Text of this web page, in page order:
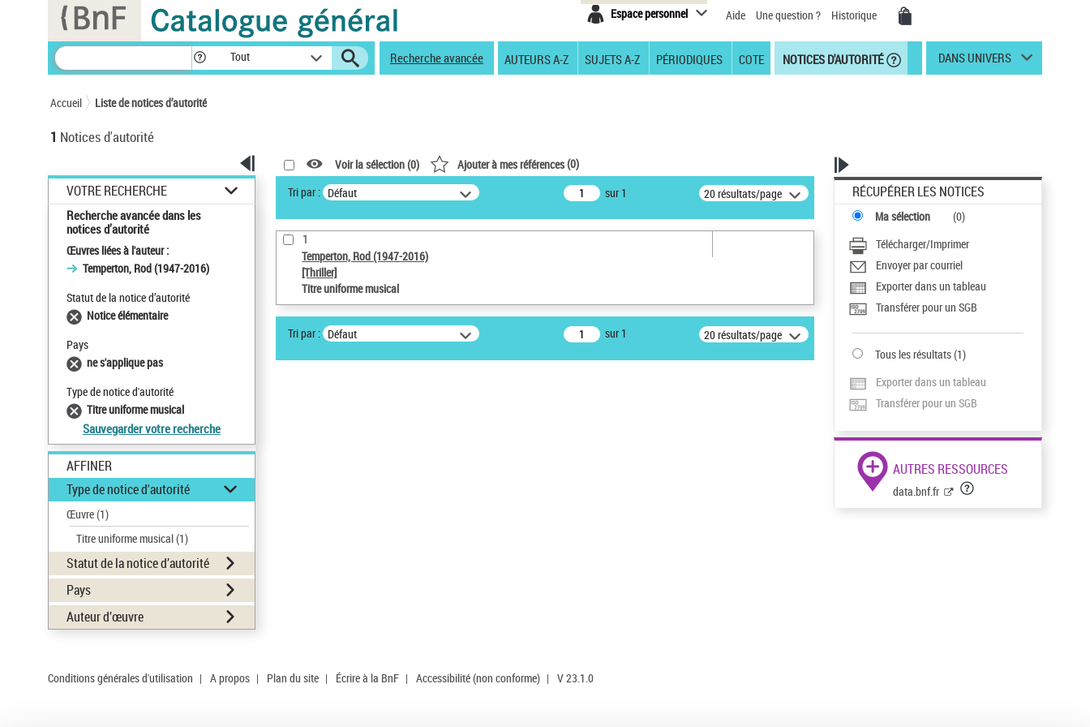
Espace personnel Aide Une question ? Historique
Tout Recherche avancée AUTEURS A-Z SUJETS A-Z PÉRIODIQUES COTE NOTICES D'AUTORITÉ DANS UNIVERS
Accueil Liste de notices d’autorité
1 Notices d'autorité
VOTRE RECHERCHE
Recherche avancée dans les
notices d’autorité
Œuvres liées à l'auteur :
Temperton, Rod (1947-2016)
Statut de la notice d’autorité
Notice élémentaire
Pays
ne s'applique pas
Type de notice d'autorité
Titre uniforme musical
Sauvegarder votre recherche
AFFINER
Type de notice d'autorité
Œuvre(1)
Titre uniforme musical(1)
Statut de la notice d’autorité
Pays
Auteur d’œuvre
Voir la sélection (0) Ajouter à mes références(0)
Tri par : Défaut sur 1 20 résultats/page
1
Temperton, Rod (1947-2016)
[Thriller]
Titre uniforme musical
Tri par : Défaut sur 1 20 résultats/page
RÉCUPÉRER LES NOTICES
Ma sélection (0)
Télécharger/Imprimer
Envoyer par courriel
Exporter dans un tableau
Transférer pour un SGB
Tous les résultats(1)
Exporter dans un tableau
Transférer pour un SGB
AUTRES RESSOURCES
data.bnf.fr
Conditions générales d'utilisation | A propos | Plan du site | Écrire à la BnF | Accessibilité (non conforme) | V 23.1.0
Panneau de gestion des cookies